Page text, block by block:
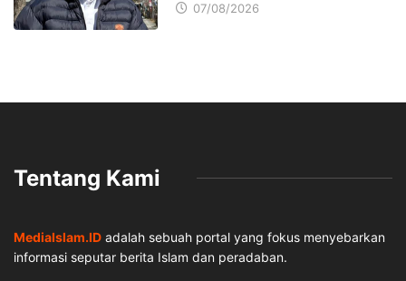
07/08/2026
Tentang Kami
MediaIslam.ID adalah sebuah portal yang fokus menyebarkan
informasi seputar berita Islam dan peradaban.